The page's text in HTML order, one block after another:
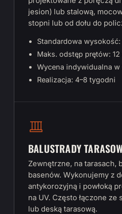
jesion) lub stalową,
stopni lub od dołu do
Standardowa wysokość:
Maks. odstęp prętów: 12
Wycena indywidualna w
Realizacja: 4–8 tygodni
BALUSTRADY
Zewnętrzne, na tarasach,
basenów. Wykonujemy z
antykorozyjną i powłoką
na UV. Często łączone ze
lub deską tarasową.